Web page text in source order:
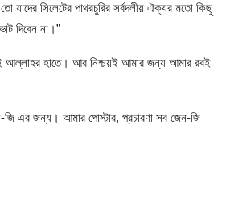
যাদের সিলেটের পাথরচুরির সর্বদলীয় ঐক্যর মতো কিছু
দিবেন না।”
আল্লাহর হাতে। আর নিশ্চয়ই আমার জন্য আমার রবই
জি এর জন্য। আমার পোস্টার, প্রচারণা সব জেন-জি